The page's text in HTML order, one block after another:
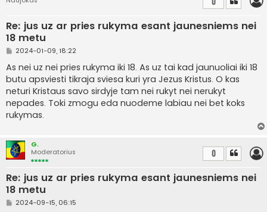
Re: jus uz ar pries rukyma esant jaunesniems nei
18 metu
S
a
n
d
a
r
t
i
n
2024-01-09, 18:22
As nei uz nei pries rukyma iki 18. As uz tai kad jaunuoliai iki 18
butu apsviesti tikraja sviesa kuri yra Jezus Kristus. O kas
neturi Kristaus savo sirdyje tam nei rukyt nei nerukyt
nepades. Toki zmogu eda nuodeme labiau nei bet koks
rukymas.
G.
Moderatorius
Re: jus uz ar pries rukyma esant jaunesniems nei
18 metu
0
S2024-09-15, 06:15